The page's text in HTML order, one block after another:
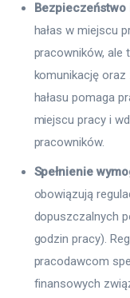
hałas w miejscu
pracowników, ale
komunikację oraz
hałasu pomaga
miejscu pracy i
pracowników.
Spełnienie
obowiązują
dopuszczalnych
godzin pracy).
pracodawcom
finansowych